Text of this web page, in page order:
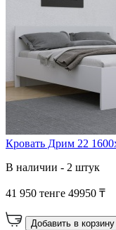
Кровать Дрим 22
В наличии - 2 штук
41 950 тенге 49950 ₸
Добавить в корзину